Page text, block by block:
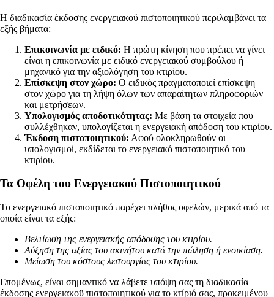
Η διαδικασία έκδοσης ενεργειακοϋ πιστοποιητικού περιλαμβάνει τα
εξής βήματα:
Επικοινωνία με ειδικό: Η πρώτη κίνηση που πρέπει να γίνει
είναι η επικοινωνία με ειδικό ενεργειακού συμβούλου ή
μηχανικό για την αξιολόγηση του κτιρίου.
Επίσκεψη στον χώρο: Ο ειδικός πραγματοποιεί επίσκεψη
στον χώρο για τη λήψη όλων των απαραίτητων πληροφοριών
και μετρήσεων.
Υπολογισμός αποδοτικότητας: Με βάση τα στοιχεία που
συλλέχθηκαν, υπολογίζεται η ενεργειακή απόδοση του κτιρίου.
Έκδοση πιστοποιητικού: Αφού ολοκληρωθούν οι
υπολογισμοί, εκδίδεται το ενεργειακό πιστοποιητικό του
κτιρίου.
Τα Οφέλη του Ενεργειακού Πιστοποιητικού
Το ενεργειακό πιστοποιητικό παρέχει πλήθος οφελών, μερικά από τα
οποία είναι τα εξής:
Βελτίωση της ενεργειακής απόδοσης του κτιρίου.
Αύξηση της αξίας του ακινήτου κατά την πώληση ή ενοικίαση.
Μείωση του κόστους λειτουργίας του κτιρίου.
Επομένως, είναι σημαντικό να λάβετε υπόψη σας τη διαδικασία
έκδοσης ενεργειακοϋ πιστοποιητικού για το κτίριό σας, προκειμένου